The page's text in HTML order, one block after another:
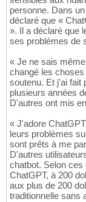
personne. Dans
déclaré que «
». Il a déclaré que
ses problèmes de
« Je ne sais
changé les
soutenu. Et j'ai fait
plusieurs années
D'autres ont mis
« J'adore
leurs problèmes
sont prêts à me
D'autres
chatbot. Selon
ChatGPT, à 200
aux plus de 200
traditionnelle sans